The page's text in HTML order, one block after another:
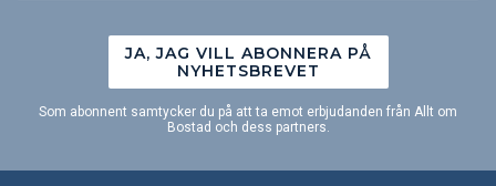
JA, JAG VILL ABONNERA PÅ
NYHETSBREVET
Som abonnent samtycker du på att ta emot erbjudanden från Allt om
Bostad och dess partners.